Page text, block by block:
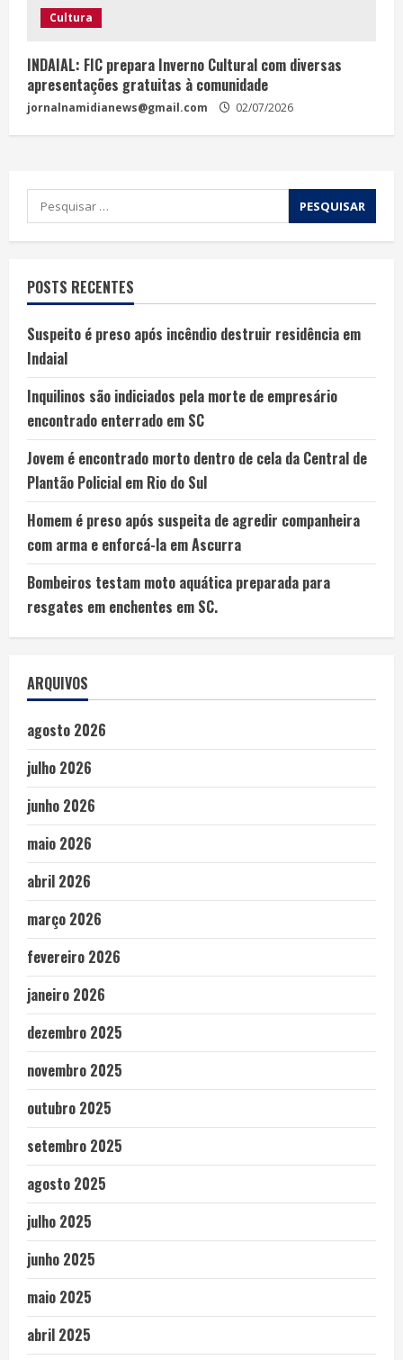
Cultura
INDAIAL: FIC prepara Inverno Cultural com diversas
apresentações gratuitas à comunidade
jornalnamidianews@gmail.com 02/07/2026
POSTS RECENTES
Suspeito é preso após incêndio destruir residência em
Indaial
Inquilinos são indiciados pela morte de empresário
encontrado enterrado em SC
Jovem é encontrado morto dentro de cela da Central de
Plantão Policial em Rio do Sul
Homem é preso após suspeita de agredir companheira
com arma e enforcá-la em Ascurra
Bombeiros testam moto aquática preparada para
resgates em enchentes em SC.
ARQUIVOS
agosto 2026
julho 2026
junho 2026
maio 2026
abril 2026
março 2026
fevereiro 2026
janeiro 2026
dezembro 2025
novembro 2025
outubro 2025
setembro 2025
agosto 2025
julho 2025
junho 2025
maio 2025
abril 2025